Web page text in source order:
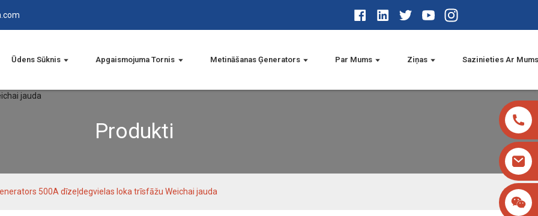
Ūdens Sūknis Apgaismojuma Tornis Metināšanas Ģenerators Par Mums Ziņas Sazinieties Ar
Produkti
500A dīzeļdegvielas loka trīsfāžu Weichai jauda